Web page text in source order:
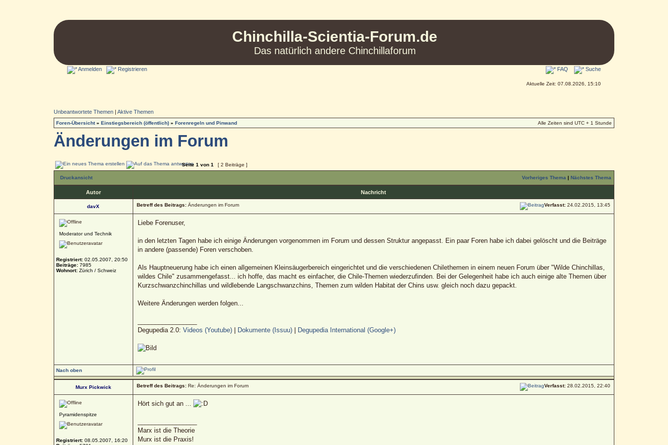
Chinchilla-Scientia-Forum.de
Das natürlich andere Chinchillaforum
Anmelden Registrieren FAQ Suche
Aktuelle Zeit: 07.08.2026, 15:10
Unbeantwortete Themen| Aktive Themen
Foren-Übersicht» Einstiegsbereich (öffentlich)» Forenregeln und Pinwand Alle Zeiten sind UTC + 1 Stunde
Änderungen im Forum
Seite 1 von 1 [ 2 Beiträge ]
Druckansicht Vorheriges Thema | Nächstes Thema
Autor Nachricht
davX Betreff des Beitrags:Änderungen im Forum Verfasst:24.02.2015, 13:45
Moderator und Technik
Registriert:02.05.2007, 20:50
Beiträge:7985
Wohnort:Zürich / Schweiz
Liebe Forenuser,
in den letzten Tagen habe ich einige Änderungen vorgenommen im Forum und dessen Struktur angepasst. Ein paar Foren habe ich dabei gelöscht und die Beiträge
in andere (passende) Foren verschoben.
Als Hauptneuerung habe ich einen allgemeinen Kleinsäugerbereich eingerichtet und die verschiedenen Chilethemen in einem neuen Forum über "Wilde Chinchillas,
wildes Chile" zusammengefasst... ich hoffe, das macht es einfacher, die Chile-Themen wiederzufinden. Bei der Gelegenheit habe ich auch einige alte Themen über
Kurzschwanzchinchillas und wildlebende Langschwanzchins, Themen zum wilden Habitat der Chins usw. gleich noch dazu gepackt.
Weitere Änderungen werden folgen...
Degupedia 2.0: Videos (Youtube)| Dokumente (Issuu)| Degupedia International (Google+)
Nach oben
Murx Pickwick Betreff des Beitrags:Re: Änderungen im Forum Verfasst:28.02.2015, 22:40
Pyramidenspitze
Registriert:08.05.2007, 16:20
Hört sich gut an ...
Marx ist die Theorie
Murx ist die Praxis!